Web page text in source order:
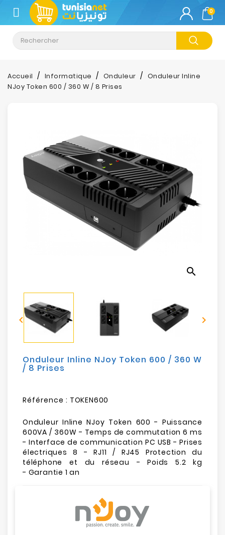
CATÉGORIE
Climatisation
Informatique
Stockage
Sécurité
Mobilités
0
Accueil Informatique Onduleur
Onduleur Inline
NJoy Token 600 / 360 W / 8 Prises
search
 
Onduleur Inline NJoy Token 600 / 360 W
/ 8 Prises
Référence : TOKEN600
Onduleur Inline NJoy Token 600 - Puissance
600VA / 360W - Temps de commutation 6 ms
- Interface de communication PC USB - Prises
électriques 8 - RJ11 / RJ45 Protection du
téléphone et du réseau - Poids 5.2 kg
- Garantie 1 an